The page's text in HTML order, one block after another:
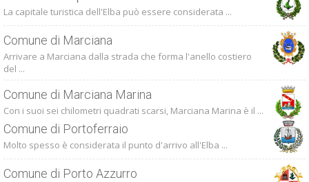
La capitale turistica dell'Elba può essere considerata ...
Comune di Marciana
Arrivare a Marciana dalla strada che forma l'anello costiero
del ...
Comune di Marciana Marina
Con i suoi sei chilometri quadrati scarsi, Marciana Marina è il ...
Comune di Portoferraio
Molto spesso è considerata il punto d'arrivo all'Elba ...
Comune di Porto Azzurro